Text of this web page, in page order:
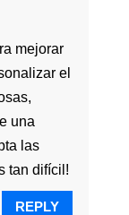
mejorar
el
una
las
tan difícil!
REPLY